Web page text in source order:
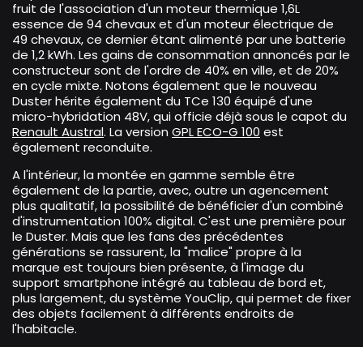
fruit de l'association d'un moteur thermique 1,6L
essence de 94 chevaux et d'un moteur électrique de
49 chevaux, ce dernier étant alimenté par une batterie
de 1,2 kWh. Les gains de consommation annoncés par le
constructeur sont de l'ordre de 40% en ville, et de 20%
en cycle mixte. Notons également que le nouveau
Duster hérite également du TCe 130 équipé d'une
micro-hybridation 48V, qui officie déjà sous le capot du
Renault Austral. La version GPL ECO-G 100 est
également reconduite.
A l'intérieur, la montée en gamme semble être
également de la partie, avec, outre un agencement
plus qualitatif, la possibilité de bénéficier d'un combiné
d'instrumentation 100% digital. C'est une première pour
le Duster. Mais que les fans des précédentes
générations se rassurent, la "malice" propre à la
marque est toujours bien présente, à l'image du
support smartphone intégré au tableau de bord et,
plus largement, du système YouClip, qui permet de fixer
des objets facilement à différents endroits de
l'habitacle.